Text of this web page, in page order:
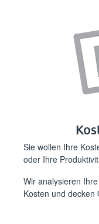
Sie wollen Ihre
oder Ihre
Wir analysieren
Kosten und decken